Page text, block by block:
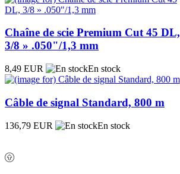
Chaîne de scie Premium Cut 45 DL,
3/8 » .050"/1,3 mm
8,49 EUR En stock
Câble de signal Standard, 800 m
136,79 EUR En stock